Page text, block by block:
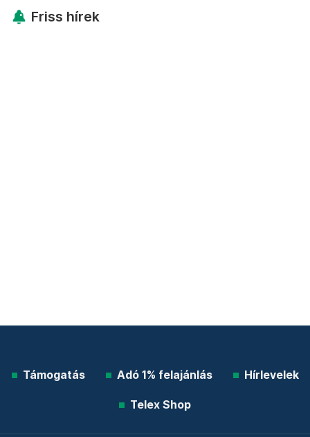
Friss hírek
Támogatás Adó 1% felajánlás Hírlevelek
Telex Shop